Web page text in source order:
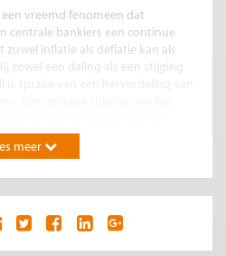
vreemd fenomeen dat
centrale bankiers een continue
inflatie als deflatie kan als
zowel een daling als een stijging
vastrentend karakter hebben.
worden dergelijke vermogens
centrale banken er sinds
vooral voor gezorgd
is gebleven. Ook is inmiddels
meer